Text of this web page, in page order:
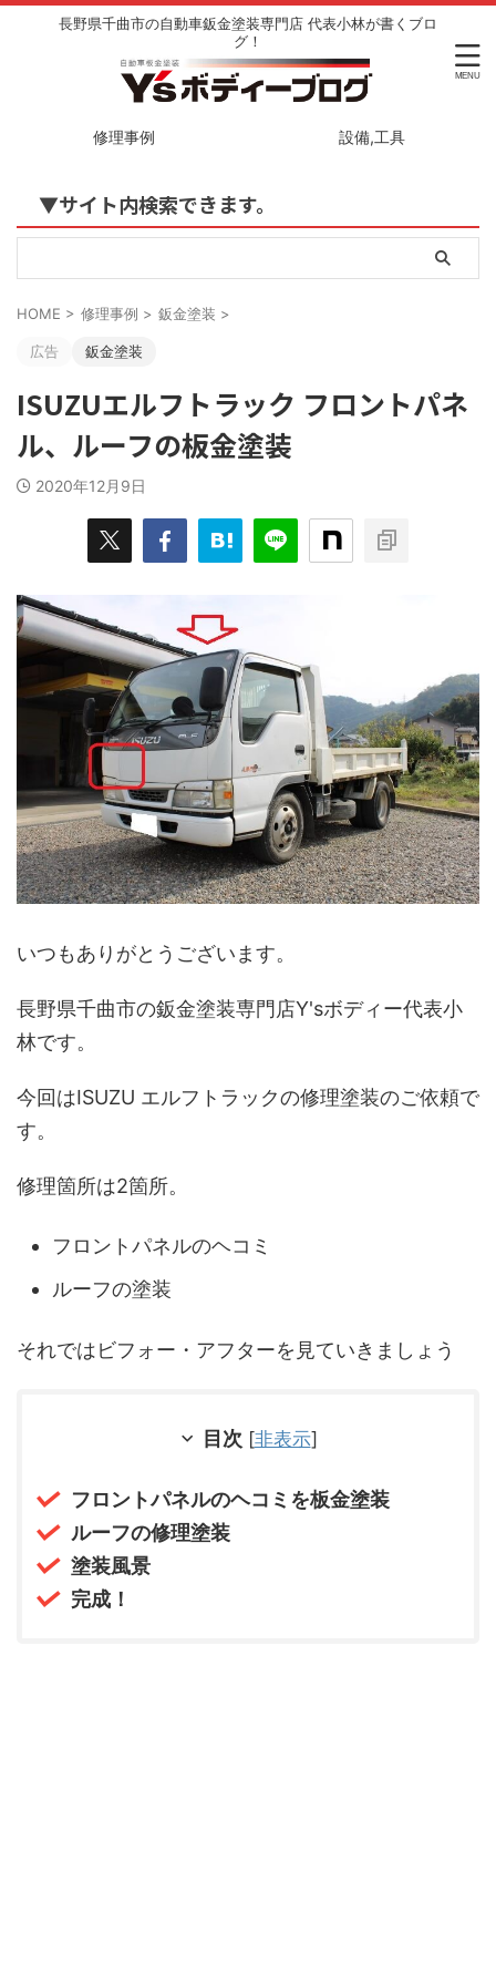
長野県千曲市の自動車鈑金塗装専門店 代表小林が書くブロ
グ！
修理事例 設備,工具
▼サイト内検索できます。
HOME > 修理事例 > 鈑金塗装 >
広告 鈑金塗装
ISUZUエルフトラック フロントパネ
ル、ルーフの板金塗装
2020年12月9日
いつもありがとうございます。
長野県千曲市の鈑金塗装専門店Y'sボディー代表小
林です。
今回はISUZU エルフトラックの修理塗装のご依頼で
す。
修理箇所は2箇所。
フロントパネルのヘコミ
ルーフの塗装
それではビフォー・アフターを見ていきましょう
目次 [非表示]
フロントパネルのヘコミを板金塗装
ルーフの修理塗装
塗装風景
完成！